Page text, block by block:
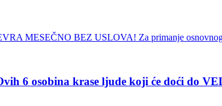
6 osobina krase ljude koji će doći do